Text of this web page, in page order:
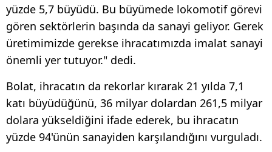
yüzde 5,7 büyüdü. Bu büyümede lokomotif görevi
gören sektörlerin başında da sanayi geliyor. Gerek
üretimimizde gerekse ihracatımızda imalat sanayi
önemli yer tutuyor." dedi.
Bolat, ihracatın da rekorlar kırarak 21 yılda 7,1
katı büyüdüğünü, 36 milyar dolardan 261,5 milyar
dolara yükseldiğini ifade ederek, bu ihracatın
yüzde 94'ünün sanayiden karşılandığını vurguladı.